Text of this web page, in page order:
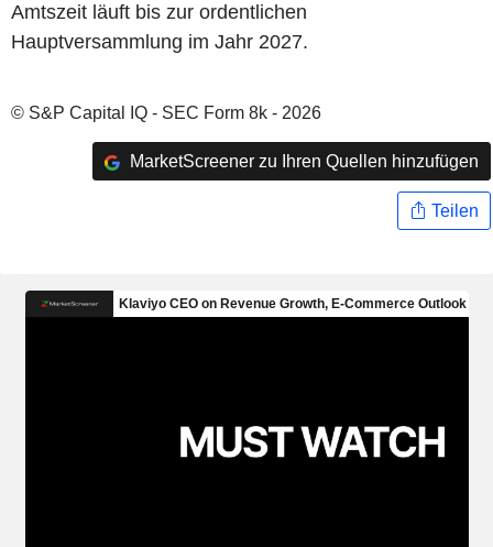
Amtszeit läuft bis zur ordentlichen
Hauptversammlung im Jahr 2027.
© S&P Capital IQ - SEC Form 8k - 2026
MarketScreener zu Ihren Quellen hinzufügen
Teilen